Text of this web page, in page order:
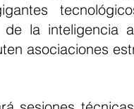
de la inteligencia
asociaciones